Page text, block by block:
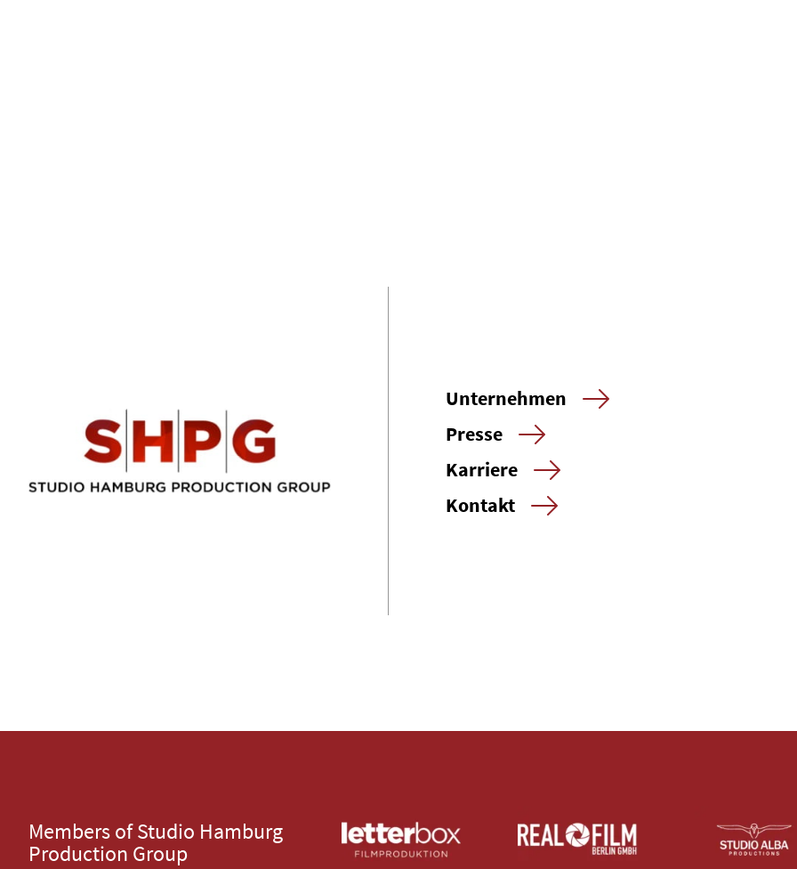
Unternehmen
Presse
Karriere
Kontakt
Members of Studio Hamburg
Production Group